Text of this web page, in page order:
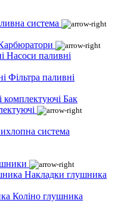
система
Насоси паливні
Фільтра паливні
Бак
система
Накладки глушника
Коліно глушника